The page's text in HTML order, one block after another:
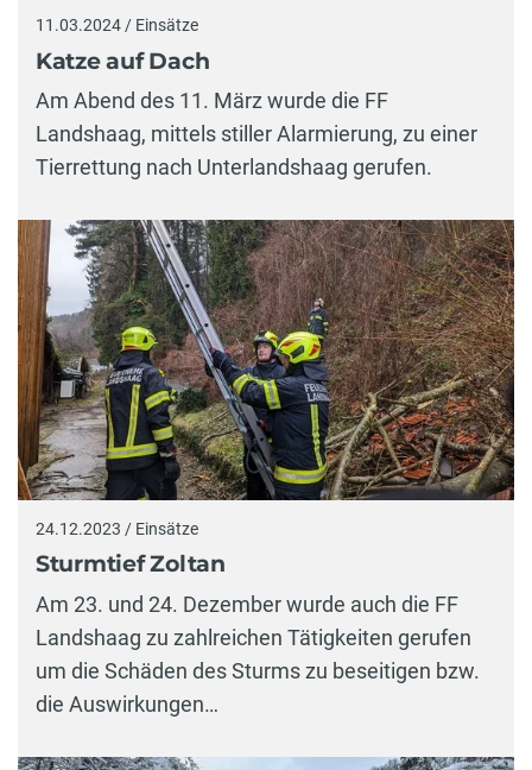
11.03.2024 / Einsätze
Katze auf Dach
Am Abend des 11. März wurde die FF
Landshaag, mittels stiller Alarmierung, zu einer
Tierrettung nach Unterlandshaag gerufen.
24.12.2023 / Einsätze
Sturmtief Zoltan
Am 23. und 24. Dezember wurde auch die FF
Landshaag zu zahlreichen Tätigkeiten gerufen
um die Schäden des Sturms zu beseitigen bzw.
die Auswirkungen…